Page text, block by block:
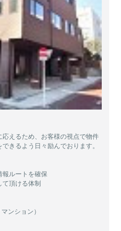
えるため、お客様の視点で物件
きるよう日々励んでおります。
報ルートを確保
て頂ける体制
ンション）